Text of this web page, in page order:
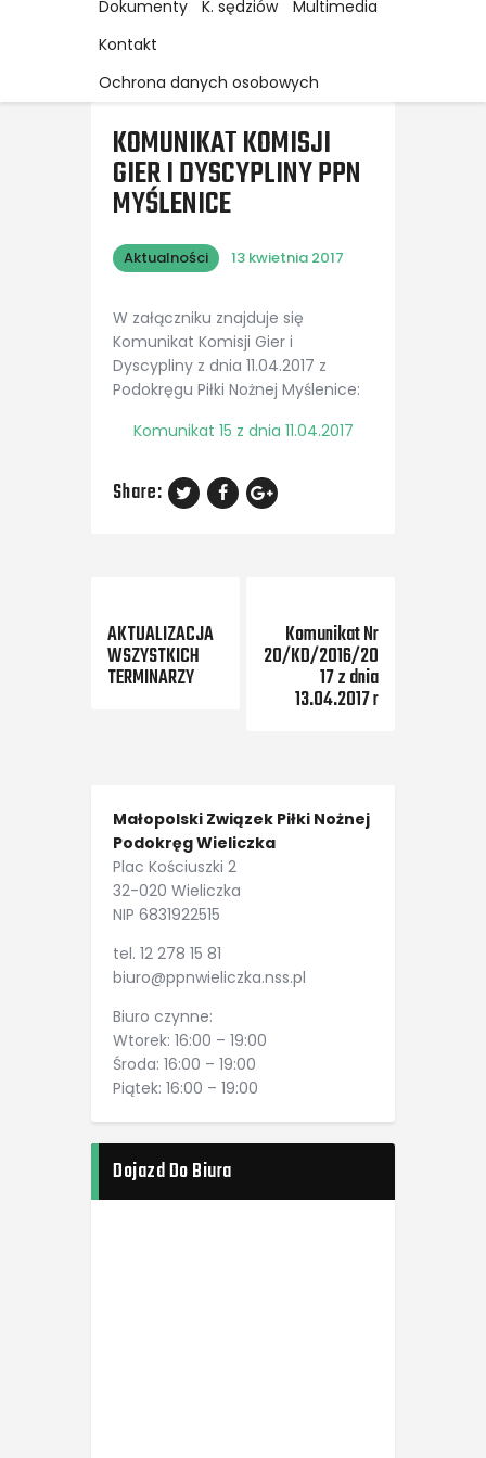
Dokumenty
K. sędziów
Multimedia
Kontakt
Ochrona danych osobowych
KOMUNIKAT KOMISJI
GIER I DYSCYPLINY PPN
MYŚLENICE
Aktualności 13 kwietnia 2017
W załączniku znajduje się
Komunikat Komisji Gier i
Dyscypliny z dnia 11.04.2017 z
Podokręgu Piłki Nożnej Myślenice:
Komunikat 15 z dnia 11.04.2017
Share:
AKTUALIZACJA
WSZYSTKICH
TERMINARZY
Komunikat Nr
20/KD/2016/20
17 z dnia
13.04.2017 r
Małopolski Związek Piłki Nożnej
Podokręg Wieliczka
Plac Kościuszki 2
32-020 Wieliczka
NIP 6831922515
tel. 12 278 15 81
biuro@ppnwieliczka.nss.pl
Biuro czynne:
Wtorek: 16:00 – 19:00
Środa: 16:00 – 19:00
Piątek: 16:00 – 19:00
Dojazd Do Biura